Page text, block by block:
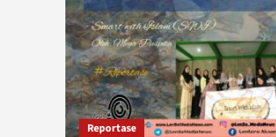
Imam
Para
Nabi
Reportase